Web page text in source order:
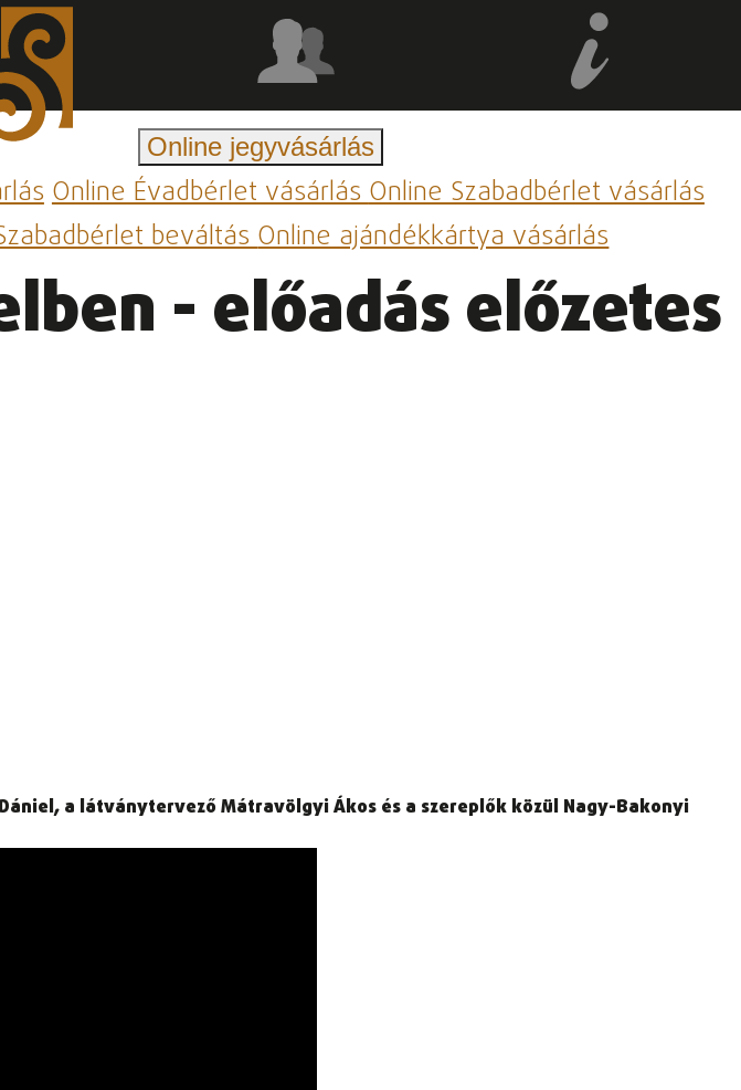
Online jegyvásárlás
Online Évadbérlet vásárlásOnline Szabadbérlet vásárlás
beváltásOnline ajándékkártya vásárlás
- előadás előzetes
a látványtervező Mátravölgyi Ákos és a szereplők közül Nagy-Bakonyi